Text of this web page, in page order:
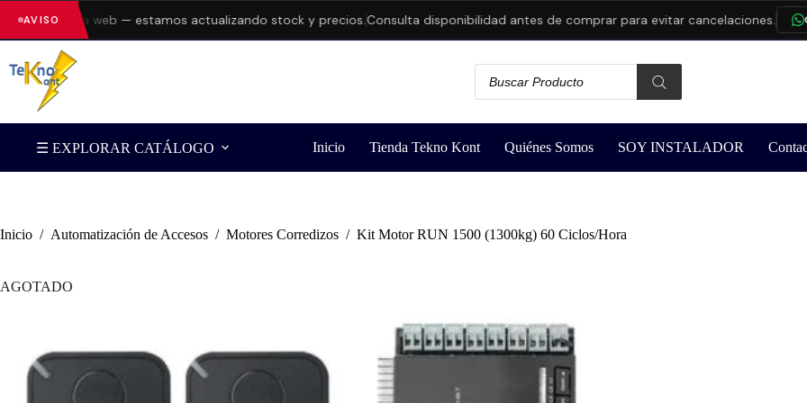
AVISOen la web — estamos actualizando stock y precios.Consulta disponibilidad antes de comprar para evitar cancelaciones.
☰ EXPLORAR CATÁLOGO Inicio Tienda Tekno Kont Quiénes Somos SOY INSTALADOR
Inicio / Automatización de Accesos / Motores Corredizos / Kit Motor RUN 1500 (1300kg) 60 Ciclos/Hora
AGOTADO